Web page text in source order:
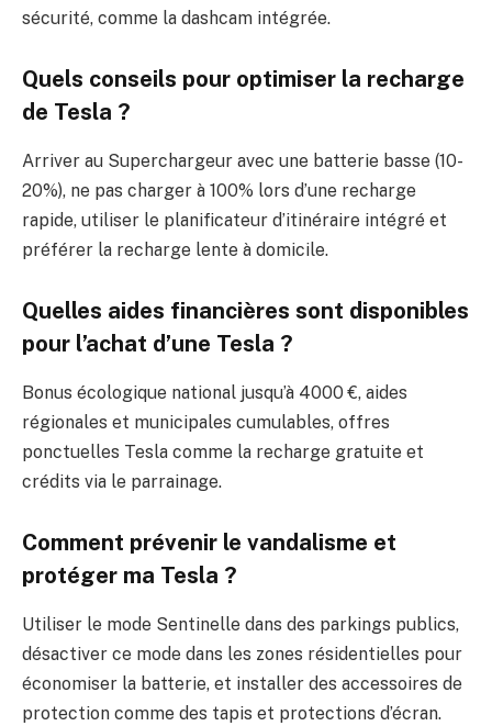
sécurité, comme la dashcam intégrée.
Quels conseils pour optimiser la recharge
de Tesla ?
Arriver au Superchargeur avec une batterie basse (10-
20%), ne pas charger à 100% lors d’une recharge
rapide, utiliser le planificateur d’itinéraire intégré et
préférer la recharge lente à domicile.
Quelles aides financières sont disponibles
pour l’achat d’une Tesla ?
Bonus écologique national jusqu’à 4000 €, aides
régionales et municipales cumulables, offres
ponctuelles Tesla comme la recharge gratuite et
crédits via le parrainage.
Comment prévenir le vandalisme et
protéger ma Tesla ?
Utiliser le mode Sentinelle dans des parkings publics,
désactiver ce mode dans les zones résidentielles pour
économiser la batterie, et installer des accessoires de
protection comme des tapis et protections d’écran.